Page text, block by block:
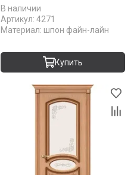
В наличии
Артикул: 4271
Материал: шпон файн-лайн
Купить